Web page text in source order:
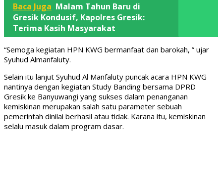
Baca Juga Malam Tahun Baru di
Gresik Kondusif, Kapolres Gresik:
Terima Kasih Masyarakat
“Semoga kegiatan HPN KWG bermanfaat dan barokah, ” ujar
Syuhud Almanfaluty.
Selain itu lanjut Syuhud Al Manfaluty puncak acara HPN KWG
nantinya dengan kegiatan Study Banding bersama DPRD
Gresik ke Banyuwangi yang sukses dalam penanganan
kemiskinan merupakan salah satu parameter sebuah
pemerintah dinilai berhasil atau tidak. Karana itu, kemiskinan
selalu masuk dalam program dasar.